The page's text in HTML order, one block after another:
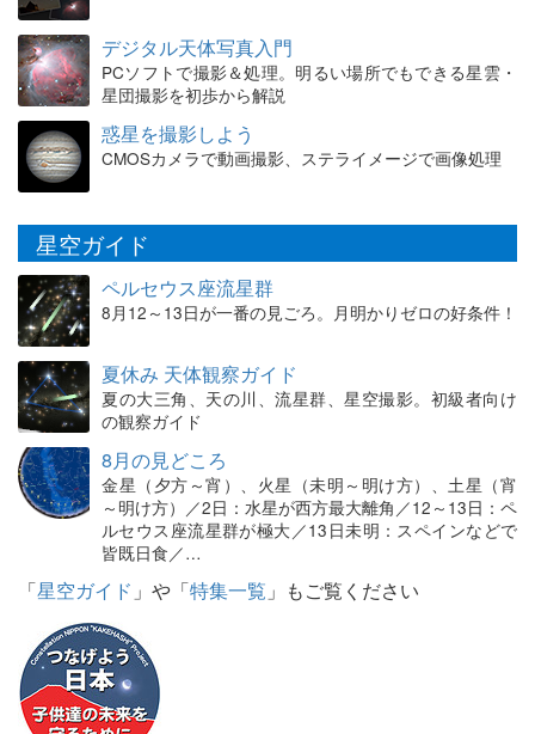
デジタル天体写真入門
PCソフトで撮影＆処理。明るい場所でもできる星雲・
星団撮影を初歩から解説
惑星を撮影しよう
CMOSカメラで動画撮影、ステライメージで画像処理
星空ガイド
ペルセウス座流星群
8月12～13日が一番の見ごろ。月明かりゼロの好条件！
夏休み 天体観察ガイド
夏の大三角、天の川、流星群、星空撮影。初級者向け
の観察ガイド
8月の見どころ
金星（夕方～宵）、火星（未明～明け方）、土星（宵
～明け方）／2日：水星が西方最大離角／12～13日：ペ
ルセウス座流星群が極大／13日未明：スペインなどで
皆既日食／…
「星空ガイド 」や「特集一覧 」もご覧ください